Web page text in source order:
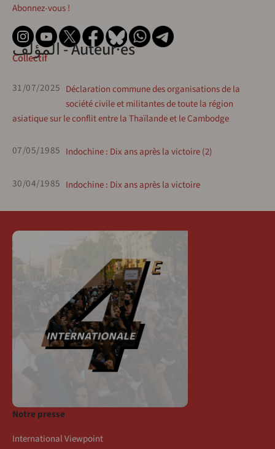
Abonnez-vous !
المؤلف - Auteur·es Collectif
31/07/2025 Déclaration commune des organisations de la
société civile et militantes de toute la région
asiatique sur le conflit entre la Thaïlande et le Cambodge
07/05/1985 Indochine : Dix ans après la victoire (2)
30/04/1985 Indochine : Dix ans après la victoire
Notre presse
International Viewpoint